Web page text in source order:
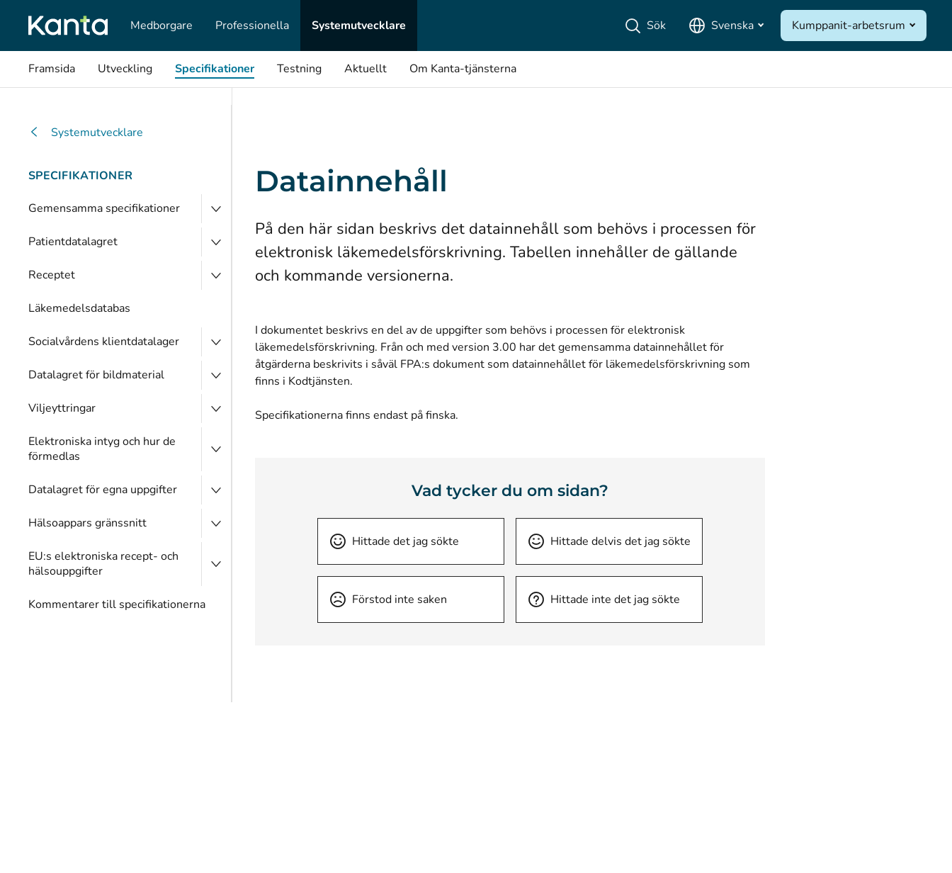
Medborgare
Professionella Systemutvecklare Sök Svenska Kumppanit-arbetsrum
Framsida Utveckling Specifikationer Testning Aktuellt Om Kanta-tjänsterna
Systemutvecklare
SPECIFIKATIONER
Gemensamma specifikationer
Patientdatalagret
Receptet
Läkemedelsdatabas
Socialvårdens klientdatalager
Datalagret för bildmaterial
Viljeyttringar
Elektroniska intyg och hur de
förmedlas
Datalagret för egna uppgifter
Hälsoappars gränssnitt
EU:s elektroniska recept- och
hälsouppgifter
Kommentarer till specifikationerna
Datainnehåll
På den här sidan beskrivs det datainnehåll som behövs i processen för
elektronisk läkemedelsförskrivning. Tabellen innehåller de gällande
och kommande versionerna.
I dokumentet beskrivs en del av de uppgifter som behövs i processen för elektronisk
läkemedelsförskrivning. Från och med version 3.00 har det gemensamma datainnehållet för
åtgärderna beskrivits i såväl FPA:s dokument som datainnehållet för läkemedelsförskrivning som
finns i Kodtjänsten.
Specifikationerna finns endast på finska.
Vad tycker du om sidan?
Hittade det jag sökte Hittade delvis det jag sökte
Förstod inte saken Hittade inte det jag sökte